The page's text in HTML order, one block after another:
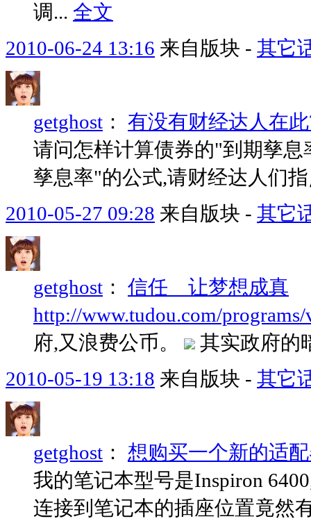
调... 全文
2010-06-24 13:16 来自版块 - 其它
getghost ： 有没有财经达人在此
请问怎样计算债券的"到期孳
孳息率"的公式,请财经达人们
2010-05-27 09:28 来自版块 - 其它
getghost ： 信任 让梦想成真
http://www.tudou.com/
府,又浪费公币。
其实政府的
2010-05-19 13:18 来自版块 - 其它
getghost ： 想购买一个新的适
我的笔记本型号是Inspiron
连接到笔记本的插座位置竟然